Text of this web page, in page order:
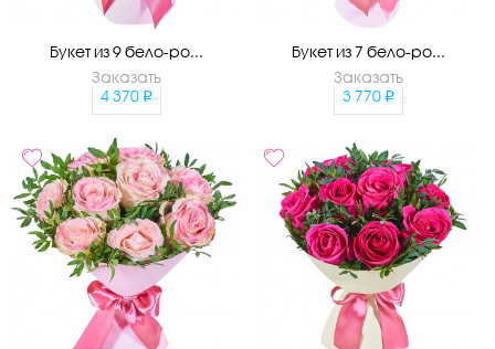
Букет из 9 бело-ро...
Заказать
4 370
Букет из 7 бело-ро...
Заказать
3 770